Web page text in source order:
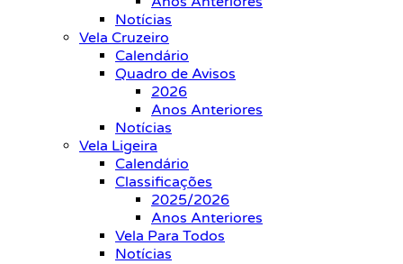
Notícias
Vela Cruzeiro
Calendário
Quadro de Avisos
2026
Anos Anteriores
Notícias
Vela Ligeira
Calendário
Classificações
2025/2026
Anos Anteriores
Vela Para Todos
Notícias